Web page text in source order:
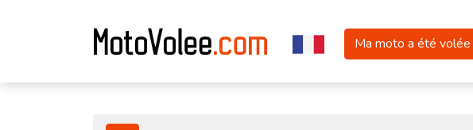
Ma moto a été volée